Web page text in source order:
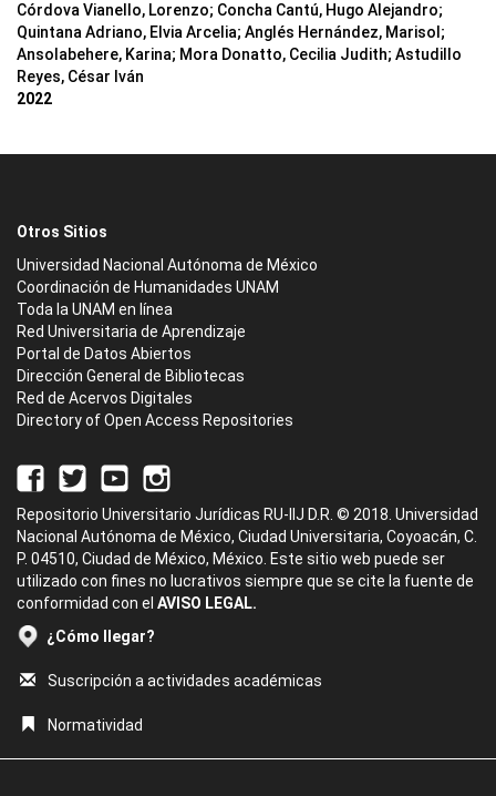
Córdova Vianello, Lorenzo; Concha Cantú, Hugo Alejandro;
Quintana Adriano, Elvia Arcelia; Anglés Hernández, Marisol ;
Ansolabehere, Karina; Mora Donatto, Cecilia Judith; Astudillo
Reyes, César Iván
2022
Otros Sitios
Universidad Nacional Autónoma de México
Coordinación de Humanidades UNAM
Toda la UNAM en línea
Red Universitaria de Aprendizaje
Portal de Datos Abiertos
Dirección General de Bibliotecas
Red de Acervos Digitales
Directory of Open Access Repositories
Repositorio Universitario Jurídicas RU-IIJ D.R. © 2018. Universidad
Nacional Autónoma de México, Ciudad Universitaria, Coyoacán, C.
P. 04510, Ciudad de México, México. Este sitio web puede ser
utilizado con fines no lucrativos siempre que se cite la fuente de
conformidad con el AVISO LEGAL.
¿Cómo llegar?
Suscripción a actividades académicas
Normatividad